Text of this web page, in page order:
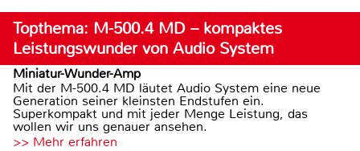
Topthema: M-500.4 MD – kompaktes
Leistungswunder von Audio System
Miniatur-Wunder-Amp
Mit der M-500.4 MD läutet Audio System eine neue
Generation seiner kleinsten Endstufen ein.
Superkompakt und mit jeder Menge Leistung, das
wollen wir uns genauer ansehen.
>> Mehr erfahren